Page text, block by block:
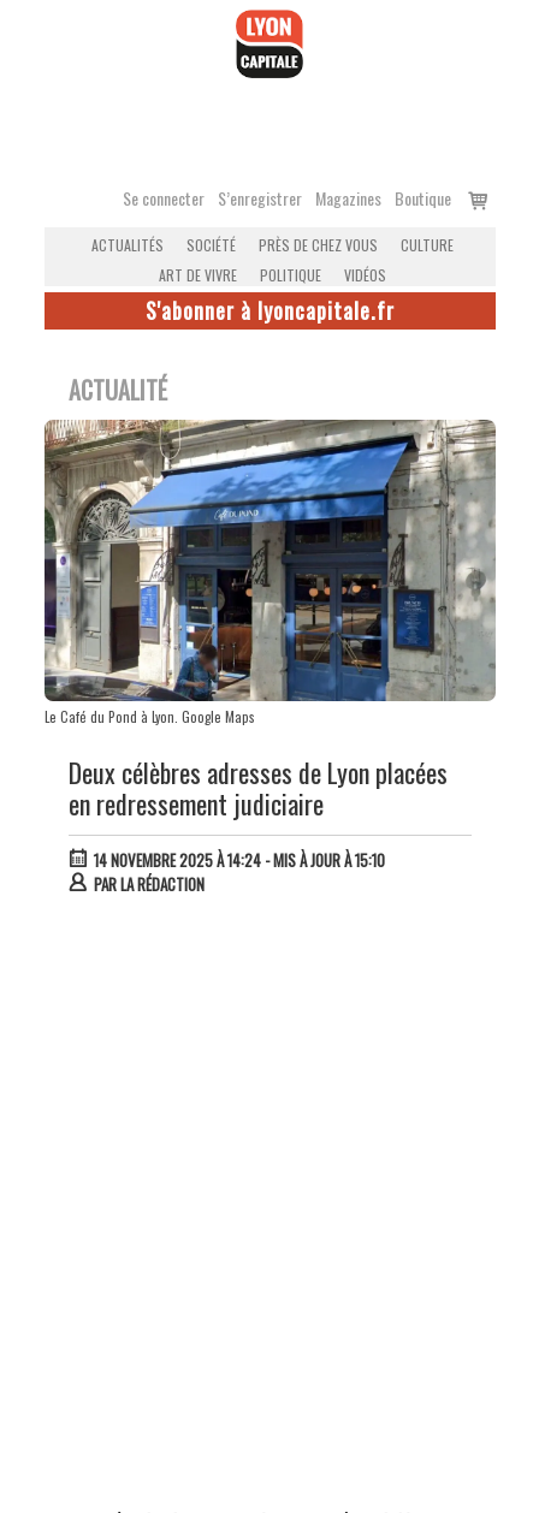
Se connecter S’enregistrer Magazines Boutique
Voir
ACTUALITÉS SOCIÉTÉ PRÈS DE CHEZ VOUS
CULTURE
ART DE VIVRE
POLITIQUE VIDÉOS
S'abonner à lyoncapitale.fr
ACTUALITÉ
Le Café du Pond à Lyon. Google Maps
Deux célèbres adresses de Lyon placées
en redressement judiciaire
14 NOVEMBRE 2025 À 14:24- MIS À JOUR À 15:10
PARLA RÉDACTION